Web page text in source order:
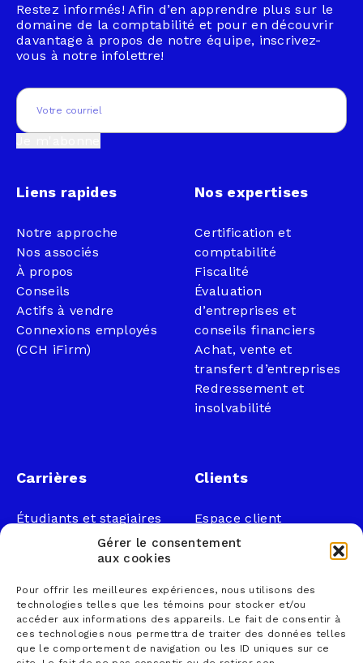
Gérer le consentement
aux cookies
Pour offrir les meilleures expériences, nous utilisons des
technologies telles que les témoins pour stocker et/ou
accéder aux informations des appareils. Le fait de consentir à
ces technologies nous permettra de traiter des données telles
que le comportement de navigation ou les ID uniques sur ce
Restez informés! Afin d’en apprendre plus sur le
domaine de la comptabilité et pour en découvrir
davantage à propos de notre équipe, inscrivez-
vous à notre infolettre!
Email
Liens rapides
Notre approche
Nos associés
À propos
Conseils
Actifs à vendre
Connexions employés
(CCH iFirm)
Nos expertises
Certification et
comptabilité
Fiscalité
Évaluation
d’entreprises et
conseils financiers
Achat, vente et
transfert d’entreprises
Redressement et
insolvabilité
Carrières
Étudiants et stagiaires
Professionnels
Nous joindre
1 866 833-2114 (sans
frais)
courrier@lemieuxnolet
.ca
Clients
Espace client
Légal
Loi sur la faillite et
l’insolvabilité
Politique de
confidentialité